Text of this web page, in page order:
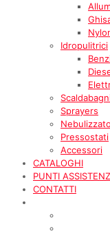
Idropulitrici
Sprayers
Pressostati
Accessori
CATALOGHI
PUNTI
CONTATTI